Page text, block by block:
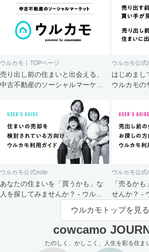
ウルカモ｜TOPページ
売り出し前の住まいと出会える、
中古不動産のソーシャルマーケッ
ウルカモ公式
はじめまし
ウルカモの
ウルカモ公式note
あなたの住まいを「買うかも」な
人を探してみませんか？ - ウルカ
ウルカモ公式
「売るか
せんか？ -
主さま向け）
ウルカモトップを見る
cowcamo
たのしく、かしこく、人生を彩る住ま